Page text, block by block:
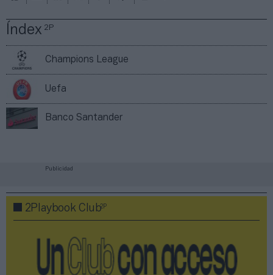
Índex2P
Champions League
Uefa
Banco Santander
Publicidad
2Playbook Club2P